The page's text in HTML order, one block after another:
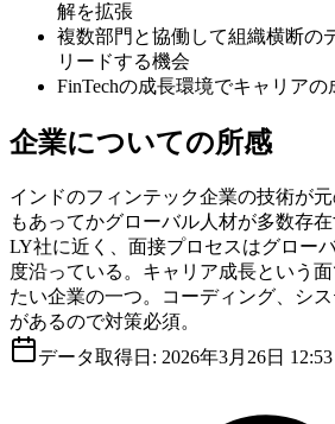
解を拡張
複数部門と協働して組織横断の
リードする機会
FinTechの成長環境でキャリア
企業についての所感
インドのフィンテック企業の技術が
もあってかグローバル人材が多数存
LY社に近く、面接プロセスはグロー
度沿っている。キャリア成長という
たい企業の一つ。コーディング、シ
があるので対策必須。
データ取得日: 2026年3月26日 12:53